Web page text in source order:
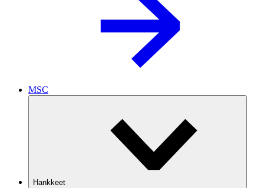
MSC
Hankkeet